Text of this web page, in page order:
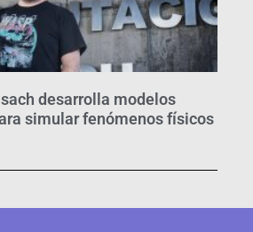
desarrolla modelos
simular fenómenos físicos